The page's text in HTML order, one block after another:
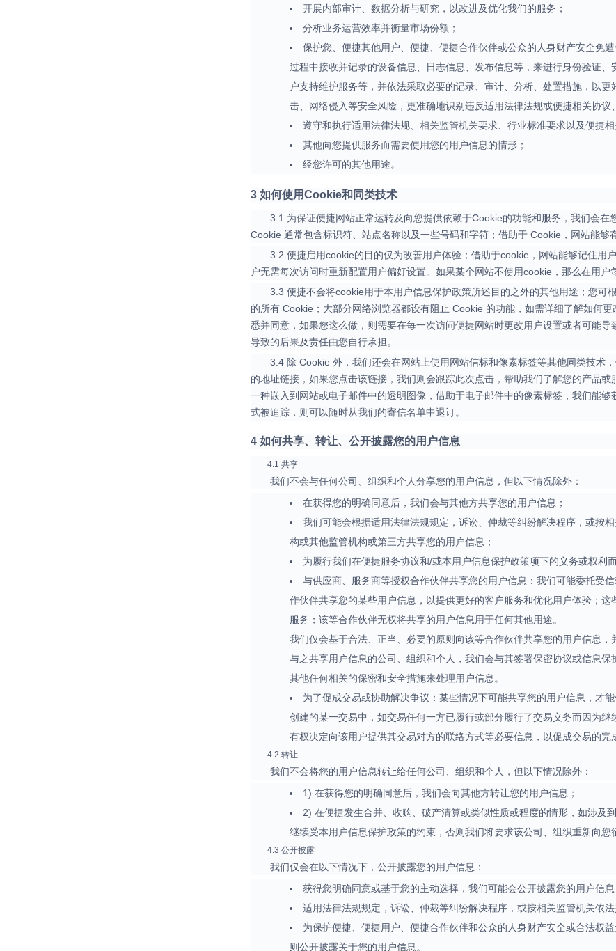
开展内部审计、数据分析与研究，以改进及优化我们的服务；
分析业务运营效率并衡量市场份额；
保护您、便捷其他用户、便捷、便捷合作伙伴或公众的人身财产安全免
过程中接收并记录的设备信息、日志信息、发布信息等，来进行身份验证
户支持维护服务等，并依法采取必要的记录、审计、分析、处置措施，以
击、网络侵入等安全风险，更准确地识别违反适用法律法规或便捷相关协议
遵守和执行适用法律法规、相关监管机关要求、行业标准要求以及便捷相
其他向您提供服务而需要使用您的用户信息的情形；
经您许可的其他用途。
3 如何使用Cookie和同类技术
3.1 为保证便捷网站正常运转及向您提供依赖于Cookie的功能和服务，我们会在
Cookie 通常包含标识符、站点名称以及一些号码和字符；借助于 Cookie，网站能够
3.2 便捷启用cookie的目的仅为改善用户体验；借助于cookie，网站能够记住用
户无需每次访问时重新配置用户偏好设置。如果某个网站不使用cookie，那么在用户
3.3 便捷不会将cookie用于本用户信息保护政策所述目的之外的其他用途；您可
的所有 Cookie；大部分网络浏览器都设有阻止 Cookie 的功能，如需详细了解如何
悉并同意，如果您这么做，则需要在每一次访问便捷网站时更改用户设置或者可能
导致的后果及责任由您自行承担。
3.4 除 Cookie 外，我们还会在网站上使用网站信标和像素标签等其他同类技术
的地址链接，如果您点击该链接，我们则会跟踪此次点击，帮助我们了解您的产品
一种嵌入到网站或电子邮件中的透明图像，借助于电子邮件中的像素标签，我们能
式被追踪，则可以随时从我们的寄信名单中退订。
4 如何共享、转让、公开披露您的用户信息
4.1 共享
我们不会与任何公司、组织和个人分享您的用户信息，但以下情况除外：
在获得您的明确同意后，我们会与其他方共享您的用户信息；
我们可能会根据适用法律法规规定，诉讼、仲裁等纠纷解决程序，或按
构或其他监管机构或第三方共享您的用户信息；
为履行我们在便捷服务协议和/或本用户信息保护政策项下的义务或权利
与供应商、服务商等授权合作伙伴共享您的用户信息：我们可能委托受
作伙伴共享您的某些用户信息，以提供更好的客户服务和优化用户体验；
服务；该等合作伙伴无权将共享的用户信息用于任何其他用途。
我们仅会基于合法、正当、必要的原则向该等合作伙伴共享您的用户信息
与之共享用户信息的公司、组织和个人，我们会与其签署保密协议或信息
其他任何相关的保密和安全措施来处理用户信息。
为了促成交易或协助解决争议：某些情况下可能共享您的用户信息，才
创建的某一交易中，如交易任何一方已履行或部分履行了交易义务而因为
有权决定向该用户提供其交易对方的联络方式等必要信息，以促成交易的完
4.2 转让
我们不会将您的用户信息转让给任何公司、组织和个人，但以下情况除外：
1) 在获得您的明确同意后，我们会向其他方转让您的用户信息；
2) 在便捷发生合并、收购、破产清算或类似性质或程度的情形，如涉及
继续受本用户信息保护政策的约束，否则我们将要求该公司、组织重新向您
4.3 公开披露
我们仅会在以下情况下，公开披露您的用户信息：
获得您明确同意或基于您的主动选择，我们可能会公开披露您的用户信息
适用法律法规规定，诉讼、仲裁等纠纷解决程序，或按相关监管机关依
为保护便捷、便捷用户、便捷合作伙伴和公众的人身财产安全或合法权
则公开披露关于您的用户信息。